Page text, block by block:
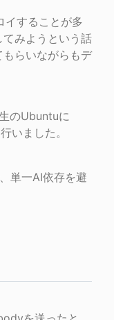
イすることが多
みようという話
らいながらもデ
のUbuntuに
いました。
単一AI依存を避